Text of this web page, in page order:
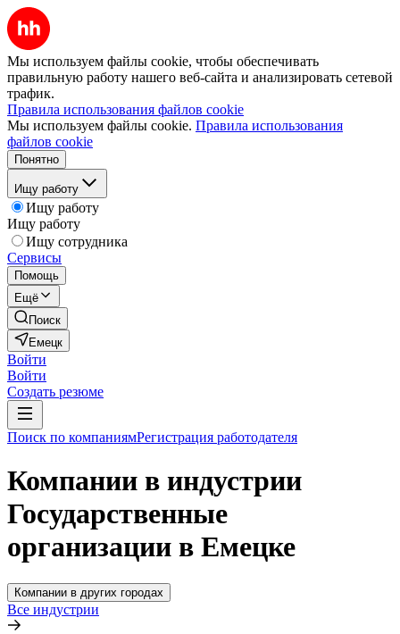
Мы используем файлы cookie, чтобы обеспечивать
правильную работу нашего веб-сайта и анализировать сетевой
трафик.
Правила использования файлов cookie
Мы используем файлы cookie. Правила использования
файлов cookie
Понятно
Ищу работу
Ищу работу
Ищу работу
Ищу сотрудника
Сервисы
Помощь
Ещё
Поиск
Емецк
Войти
Войти
Создать резюме
Поиск по компаниямРегистрация работодателя
Компании в индустрии
Государственные
организации в Емецке
Компании в других городах
Все индустрии